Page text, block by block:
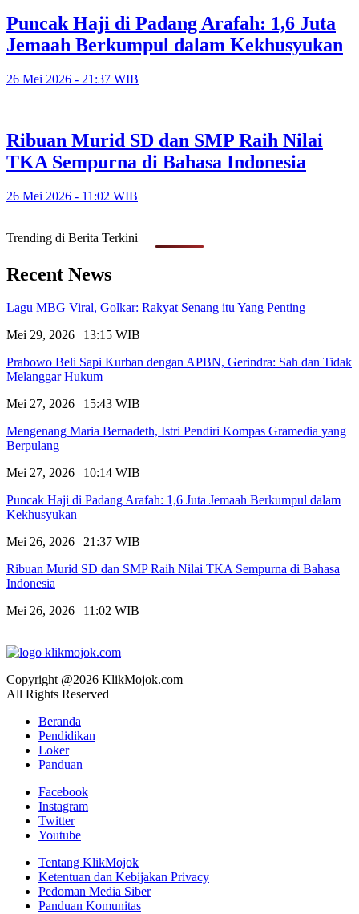
Puncak Haji di Padang Arafah: 1,6 Juta
Jemaah Berkumpul dalam Kekhusyukan
26 Mei 2026 - 21:37 WIB
Ribuan Murid SD dan SMP Raih Nilai
TKA Sempurna di Bahasa Indonesia
26 Mei 2026 - 11:02 WIB
Trending di Berita Terkini
Recent News
Lagu MBG Viral, Golkar: Rakyat Senang itu Yang Penting
Mei 29, 2026 | 13:15 WIB
Prabowo Beli Sapi Kurban dengan APBN, Gerindra: Sah dan Tidak
Melanggar Hukum
Mei 27, 2026 | 15:43 WIB
Mengenang Maria Bernadeth, Istri Pendiri Kompas Gramedia yang
Berpulang
Mei 27, 2026 | 10:14 WIB
Puncak Haji di Padang Arafah: 1,6 Juta Jemaah Berkumpul dalam
Kekhusyukan
Mei 26, 2026 | 21:37 WIB
Ribuan Murid SD dan SMP Raih Nilai TKA Sempurna di Bahasa
Indonesia
Mei 26, 2026 | 11:02 WIB
Copyright @2026 KlikMojok.com
All Rights Reserved
Beranda
Pendidikan
Loker
Panduan
Facebook
Instagram
Twitter
Youtube
Tentang KlikMojok
Ketentuan dan Kebijakan Privacy
Pedoman Media Siber
Panduan Komunitas